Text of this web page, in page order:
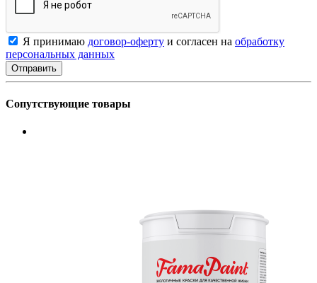
Я принимаю договор-оферту и согласен на обработку
персональных данных
Сопутствующие товары